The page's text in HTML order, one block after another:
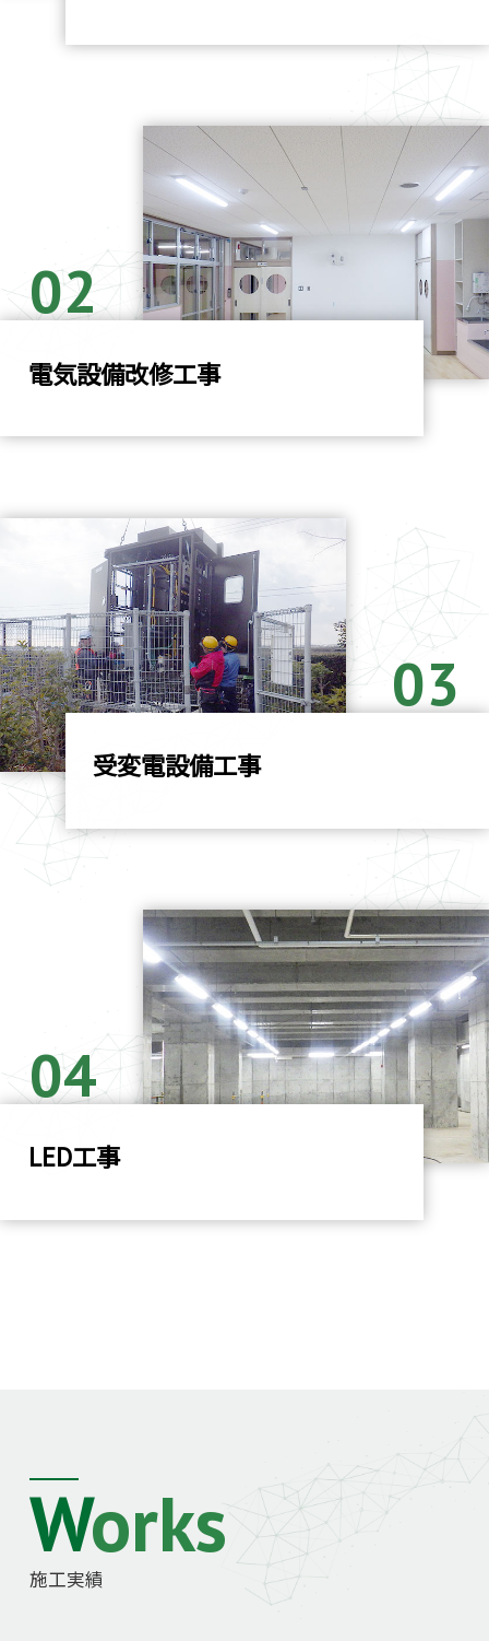
02
電気設備改修工事
03
受変電設備工事
04
LED工事
Works
施工実績